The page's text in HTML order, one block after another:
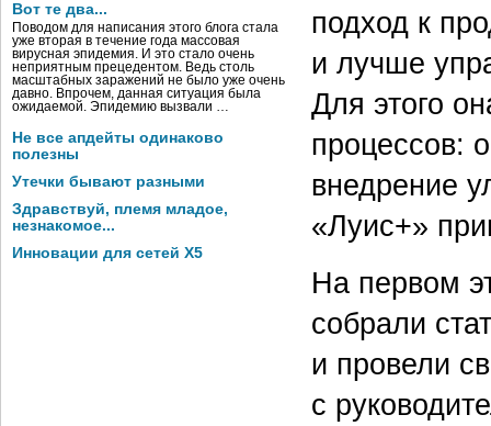
Вот те два...
Поводом для написания этого блога стала
уже вторая в течение года массовая
вирусная эпидемия. И это стало очень
неприятным прецедентом. Ведь столь
масштабных заражений не было уже очень
давно. Впрочем, данная ситуация была
ожидаемой. Эпидемию вызвали …
Не все апдейты одинаково
полезны
Утечки бывают разными
Здравствуй, племя младое,
незнакомое...
Инновации для сетей X5
подход к
и лучше
Для этого
процессов:
внедрение
«Луис+»
На первом
собрали
и провели
с